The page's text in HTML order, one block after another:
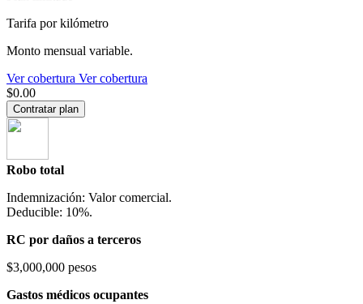
Tarifa por kilómetro
Monto mensual variable.
Ver cobertura Ver cobertura
$0.00
Contratar plan
Robo total
Indemnización: Valor comercial.
Deducible: 10%.
RC por daños a terceros
$3,000,000 pesos
Gastos médicos ocupantes